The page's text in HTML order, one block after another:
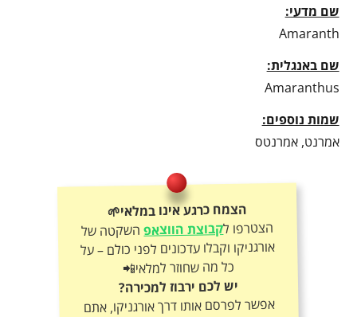
שם מדעי:
Amaranth
שם באנגלית:
Amaranthus
שמות נוספים:
אמרנט, אמרנטס
הצמח כרגע אינו במלאי🌱
הצטרפו לקבוצת הווצאפהשקטה של
אורגניקו וקבלו עדכונים לפני כולם – על
כל מה שחוזר למלאי📲
יש לכם ירבוז למכירה?
אפשר לפרסם אותו דרך אורגניקו, אתם
קובעים את המחיר ואנחנו נעזור בפרסום